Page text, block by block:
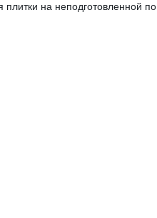
на неподготовленной